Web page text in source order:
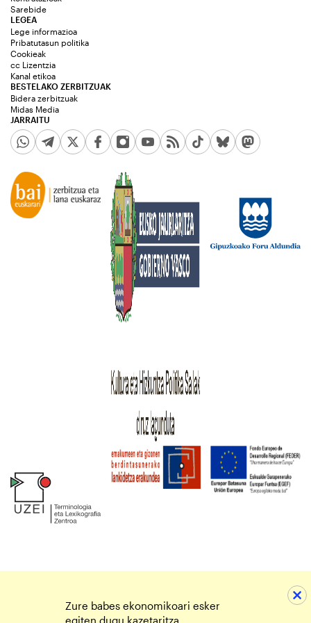
Sarebide
JARRAITU
LEGEA
Lege informazioa
Pribatutasun politika
Cookieak
cc Lizentzia
Kanal etikoa
BESTELAKO ZERBITZUAK
Bidera zerbitzuak
Midas Media
Zure babes ekonomikoari esker
egiten dugu kazetaritza